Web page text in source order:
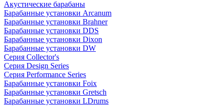
Акустические барабаны
Барабанные установки Arcanum
Барабанные установки Brahner
Барабанные установки DDS
Барабанные установки Dixon
Барабанные установки DW
Серия Collector's
Серия Design Series
Серия Performance Series
Барабанные установки Foix
Барабанные установки Gretsch
Барабанные установки LDrums